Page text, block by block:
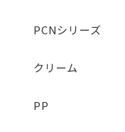
PCNシリーズ
クリーム
PP